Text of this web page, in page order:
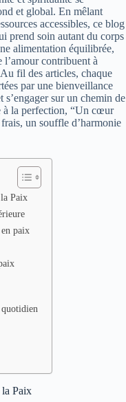
et global. En mêlant
accessibles, ce blog
prend soin autant du corps
alimentation équilibrée,
l’amour contribuent à
fil des articles, chaque
par une bienveillance
sur un chemin de
à la perfection, “Un cœur
un souffle d’harmonie
Paix
paix
Paix